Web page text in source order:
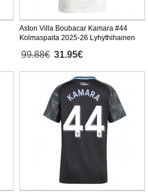
Aston Villa Boubacar Kamara #44
Kolmaspaita 2025-26 Lyhythihainen
99.88€ 31.95€